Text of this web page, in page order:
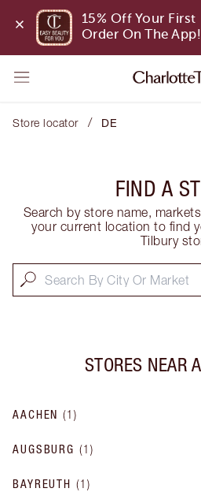
15% Off Your First
Order On The App!
Store locator / DE
FIND A
Search by store name,
your current location to find
Tilbury
STORES NEAR
AACHEN (1)
AUGSBURG (1 )
BAYREUTH (1 )